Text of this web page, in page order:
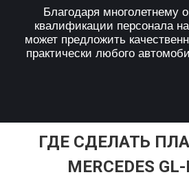
Благодаря многолетнему
квалификации персонала
может предложить
практически любого
ГДЕ СДЕЛАТЬ
MERCEDES